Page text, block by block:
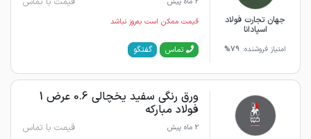
جهان تجارت فولاد
اسپادانا
امتیاز فروشنده: 79%
قیمت ممکن است به‌روز نباشد
تماس گفتگو
ورق رنگی سفید یخچالی 0.6 عرض 1
فولاد مبارکه
2 ماه پیش قیمت با تماس